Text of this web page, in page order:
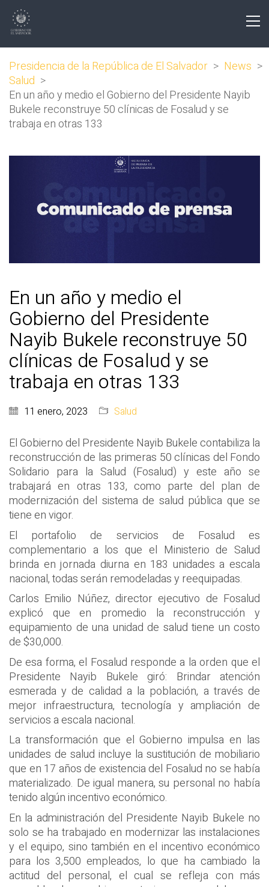
Presidencia de la República de El Salvador > News >
Salud >
En un año y medio el Gobierno del Presidente Nayib
Bukele reconstruye 50 clínicas de Fosalud y se
trabaja en otras 133
En un año y medio el
Gobierno del Presidente
Nayib Bukele reconstruye 50
clínicas de Fosalud y se
trabaja en otras 133
11 enero, 2023 Salud
El Gobierno del Presidente Nayib Bukele contabiliza la
reconstrucción de las primeras 50 clínicas del Fondo
Solidario para la Salud (Fosalud) y este año se
trabajará en otras 133, como parte del plan de
modernización del sistema de salud pública que se
tiene en vigor.
El portafolio de servicios de Fosalud es
complementario a los que el Ministerio de Salud
brinda en jornada diurna en 183 unidades a escala
nacional, todas serán remodeladas y reequipadas.
Carlos Emilio Núñez, director ejecutivo de Fosalud
explicó que en promedio la reconstrucción y
equipamiento de una unidad de salud tiene un costo
de $30,000.
De esa forma, el Fosalud responde a la orden que el
Presidente Nayib Bukele giró: Brindar atención
esmerada y de calidad a la población, a través de
mejor infraestructura, tecnología y ampliación de
servicios a escala nacional.
La transformación que el Gobierno impulsa en las
unidades de salud incluye la sustitución de mobiliario
que en 17 años de existencia del Fosalud no se había
materializado. De igual manera, su personal no había
tenido algún incentivo económico.
En la administración del Presidente Nayib Bukele no
solo se ha trabajado en modernizar las instalaciones
y el equipo, sino también en el incentivo económico
para los 3,500 empleados, lo que ha cambiado la
actitud del personal, el cual se refleja con más